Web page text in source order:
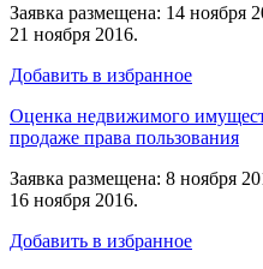
Заявка размещена: 14 ноября
21 ноября 2016.
Добавить в избранное
Оценка недвижимого
продаже права пользования
Заявка размещена: 8 ноября
16 ноября 2016.
Добавить в избранное